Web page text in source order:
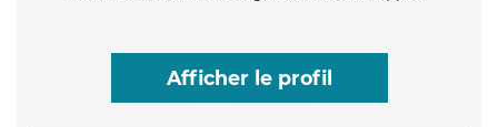
Afficher le profil